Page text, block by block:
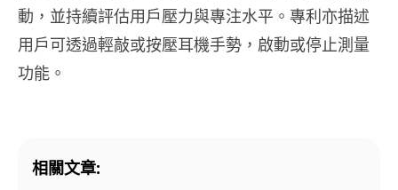
動，並持續評估用戶壓力與專注水平。專利亦描述
用戶可透過輕敲或按壓耳機手勢，啟動或停止測量
功能。
相關文章: